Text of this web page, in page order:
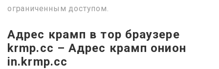
ограниченным доступом.
Адрес крамп в тор браузере
krmp.cc – Адрес крамп онион
in.krmp.cc